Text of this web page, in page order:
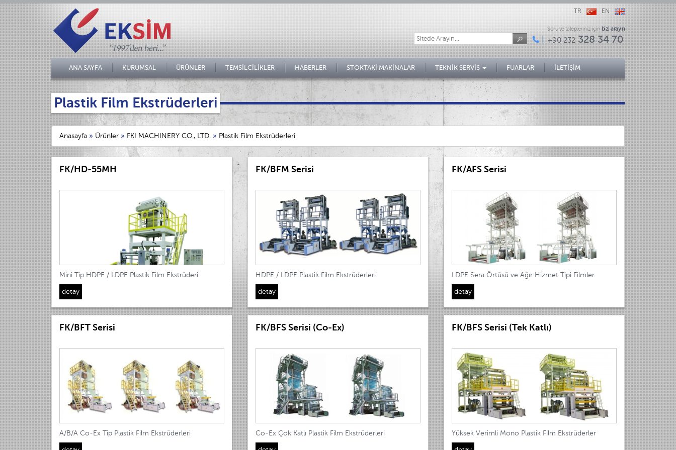
TR EN
Soru ve talepleriniz içinbizi arayın
+90 232328 34 70
ANA SAYFA KURUMSAL ÜRÜNLER TEMSİLCİLİKLER HABERLER STOKTAKİ MAKİNALAR TEKNİK SERVİS FUARLAR İLETİŞİM
Plastik Film Ekstrüderleri
Anasayfa » Ürünler » FKI MACHINERY CO., LTD. » Plastik Film Ekstrüderleri
FK/HD-55MH
Mini Tip HDPE / LDPE Plastik Film Ekstrüderi
detay
FK/BFM Serisi
HDPE / LDPE Plastik Film Ekstrüderleri
detay
FK/AFS Serisi
LDPE Sera Örtüsü ve Ağır Hizmet Tipi Filmler
detay
FK/BFT Serisi
A/B/A Co-Ex Tip Plastik Film Ekstrüderleri
FK/BFS Serisi (Co-Ex)
Co-Ex Çok Katlı Plastik Film Ekstrüderleri
FK/BFS Serisi (Tek Katlı)
Yüksek Verimli Mono Plastik Film Ekstrüderler